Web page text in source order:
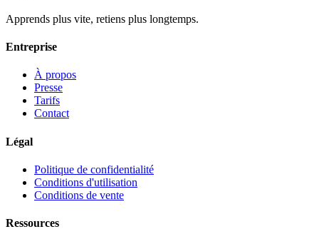
Apprends plus vite, retiens plus longtemps.
Entreprise
À propos
Presse
Tarifs
Contact
Légal
Politique de confidentialité
Conditions d'utilisation
Conditions de vente
Ressources